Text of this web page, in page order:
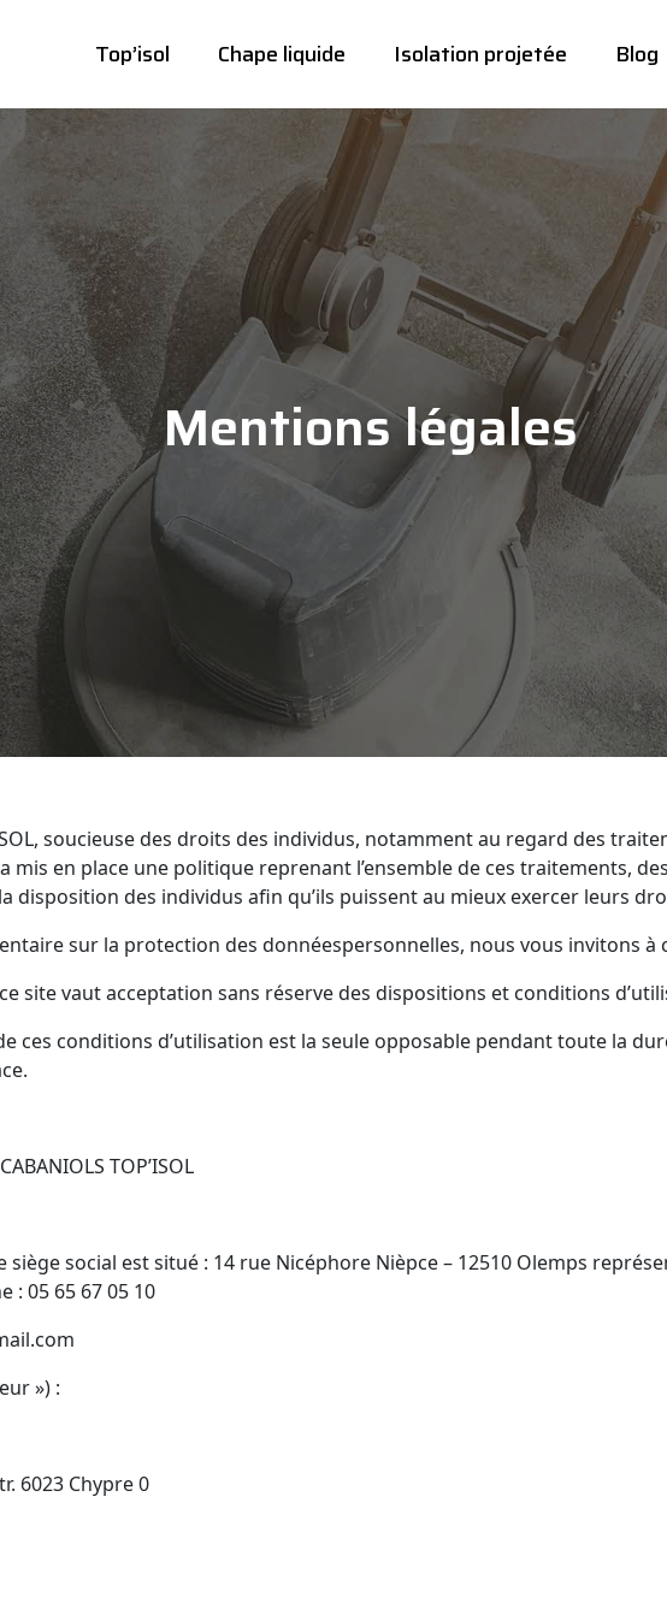
Top’isol Chape liquide Isolation projetée Blog
Mentionslégales
soucieuse des droits des individus, notamment au regard des
mis en place une politique reprenant l’ensemble de ces traitements,
disposition des individus afin qu’ils puissent au mieux exercer leurs
sur la protection des donnéespersonnelles, nous vous invitons à
site vaut acceptation sans réserve des dispositions et conditions
ces conditions d’utilisation est la seule opposable pendant toute la
TOP’ISOL
le siège social est situé : 14 rue Nicéphore Nièpce – 12510 Olemps
: 05 65 67 05 10
») :
6023 Chypre 0